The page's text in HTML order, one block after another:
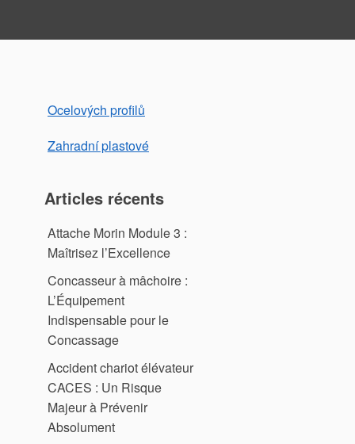
Ocelových profilů
Zahradní plastové
Articles récents
Attache Morin Module 3 :
Maîtrisez l’Excellence
Concasseur à mâchoire :
L’Équipement
Indispensable pour le
Concassage
Accident chariot élévateur
CACES : Un Risque
Majeur à Prévenir
Absolument